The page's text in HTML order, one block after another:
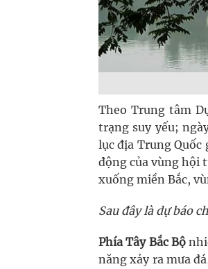
Theo Trung tâm
trạng suy yếu;
lục địa Trung
động của vùng hội
xuống miền Bắc,
Sau đây là dự báo
Phía Tây Bắc Bộ
năng xảy ra mưa